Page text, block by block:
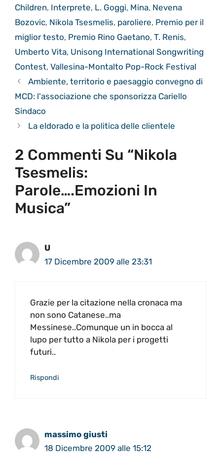
Children, Interprete, L. Goggi, Mina, Nevena
Bozovic, Nikola Tsesmelis, paroliere, Premio per il
miglior testo, Premio Rino Gaetano, T. Renis,
Umberto Vita, Unisong International Songwriting
Contest, Vallesina-Montalto Pop-Rock Festival
Ambiente, territorio e paesaggio convegno di
MCD: l'associazione che sponsorizza Cariello
Sindaco
La eldorado e la politica delle clientele
2 Commenti Su “Nikola
Tsesmelis:
Parole….emozioni In
Musica”
U
17 Dicembre 2009 alle 23:31
Grazie per la citazione nella cronaca ma
non sono Catanese..ma
Messinese..Comunque un in bocca al
lupo per tutto a Nikola per i progetti
futuri..
Rispondi
massimo giusti
18 Dicembre 2009 alle 15:12